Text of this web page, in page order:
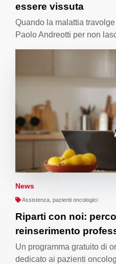
essere vissuta
Quando la malattia
Paolo Andreotti per non
News
Assistenza, pazienti oncologici
Riparti con noi:
reinserimento
Un programma gratuito di
dedicato ai pazienti